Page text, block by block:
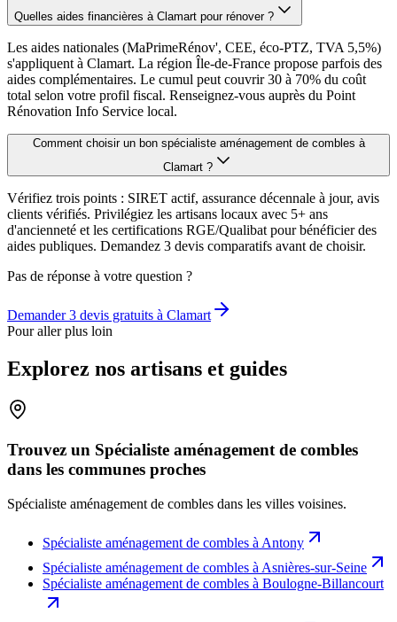
Quelles aides financières à Clamart pour rénover ?
Les aides nationales (MaPrimeRénov', CEE, éco-PTZ, TVA 5,5%)
s'appliquent à Clamart. La région Île-de-France propose parfois des
aides complémentaires. Le cumul peut couvrir 30 à 70% du coût
total selon votre profil fiscal. Renseignez-vous auprès du Point
Rénovation Info Service local.
Comment choisir un bon spécialiste aménagement de combles à
Clamart ?
Vérifiez trois points : SIRET actif, assurance décennale à jour, avis
clients vérifiés. Privilégiez les artisans locaux avec 5+ ans
d'ancienneté et les certifications RGE/Qualibat pour bénéficier des
aides publiques. Demandez 3 devis comparatifs avant de choisir.
Pas de réponse à votre question ?
Demander 3 devis gratuits à Clamart
Pour aller plus loin
Explorez nos artisans et guides
Trouvez un Spécialiste aménagement de combles
dans les communes proches
Spécialiste aménagement de combles dans les villes voisines.
Spécialiste aménagement de combles à Antony
Spécialiste aménagement de combles à Asnières-sur-Seine
Spécialiste aménagement de combles à Boulogne-Billancourt